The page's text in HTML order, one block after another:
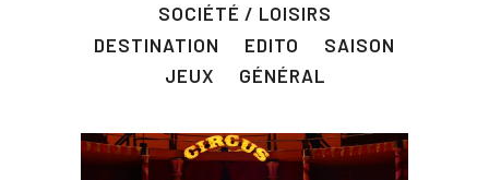
SOCIÉTÉ / LOISIRS
DESTINATION
EDITO
SAISON
JEUX
GÉNÉRAL